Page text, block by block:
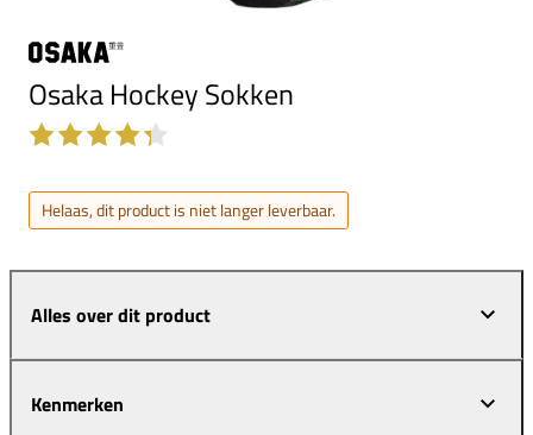
Osaka Hockey Sokken
Helaas, dit product is niet langer leverbaar.
Alles over dit product
Kenmerken